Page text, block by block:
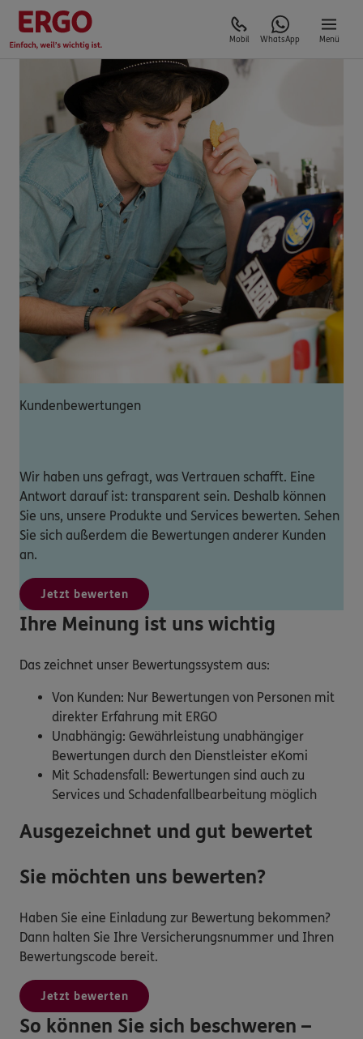
Mobil WhatsApp Menü
Kundenbewertungen
Wir haben uns gefragt, was Vertrauen schafft. Eine
Antwort darauf ist: transparent sein. Deshalb können
Sie uns, unsere Produkte und Services bewerten. Sehen
Sie sich außerdem die Bewertungen anderer Kunden
an.
Jetzt bewerten
Ihre Meinung ist uns wichtig
Das zeichnet unser Bewertungssystem aus:
Von Kunden: Nur Bewertungen von Personen mit
direkter Erfahrung mit ERGO
Unabhängig: Gewährleistung unabhängiger
Bewertungen durch den Dienstleister eKomi
Mit Schadensfall: Bewertungen sind auch zu
Services und Schadenfallbearbeitung möglich
Ausgezeichnet und gut bewertet
Sie möchten uns bewerten?
Haben Sie eine Einladung zur Bewertung bekommen?
Dann halten Sie Ihre Versicherungsnummer und Ihren
Bewertungscode bereit.
Jetzt bewerten
So können Sie sich beschweren –